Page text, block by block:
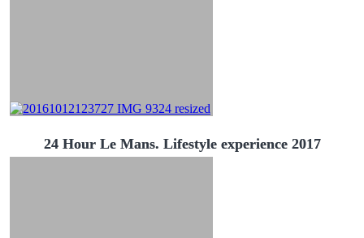
24 Hour Le Mans. Lifestyle experience 2017